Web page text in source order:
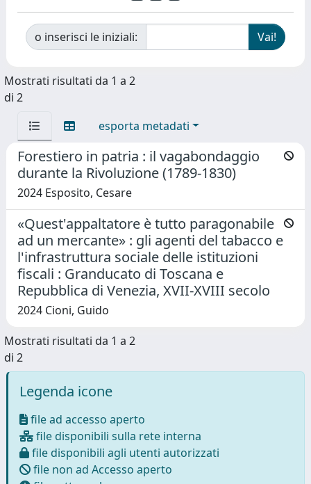
o inserisci le iniziali:
Mostrati risultati da 1 a 2
di 2
esporta metadati
Forestiero in patria : il vagabondaggio
durante la Rivoluzione (1789-1830)
2024 Esposito, Cesare
«Quest'appaltatore è tutto paragonabile
ad un mercante» : gli agenti del tabacco e
l'infrastruttura sociale delle istituzioni
fiscali : Granducato di Toscana e
Repubblica di Venezia, XVII-XVIII secolo
2024 Cioni, Guido
Mostrati risultati da 1 a 2
di 2
Legenda icone
file ad accesso aperto
file disponibili sulla rete interna
file disponibili agli utenti autorizzati
file non ad Accesso aperto